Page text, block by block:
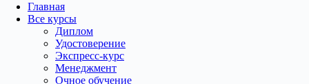
Главная
Все курсы
Диплом
Удостоверение
Экспресс-курс
Менеджмент
Очное обучение